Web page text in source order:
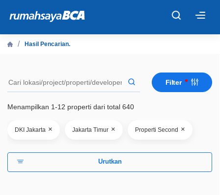
Cari Tahu
Fitur Unggulan
Hasil Pencarian.
Filter
Menampilkan 1-12 properti dari total 640
DKI Jakarta × Jakarta Timur × Properti Second ×
Urutkan